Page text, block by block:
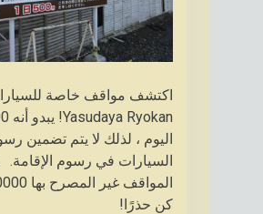
اكتشف مواقف خاصة
اليوم ، لذلك لا يتم تضمين
السيارات في رسوم الإقامة.
كن حذرًا!